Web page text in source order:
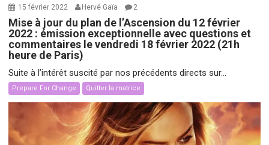
15 février 2022 Hervé Gaïa 2
Mise à jour du plan de l’Ascension du 12 février
2022 : émission exceptionnelle avec questions et
commentaires le vendredi 18 février 2022 (21h
heure de Paris)
Suite à l’intérêt suscité par nos précédents directs sur...
Prepare For Change Quitter la matrice